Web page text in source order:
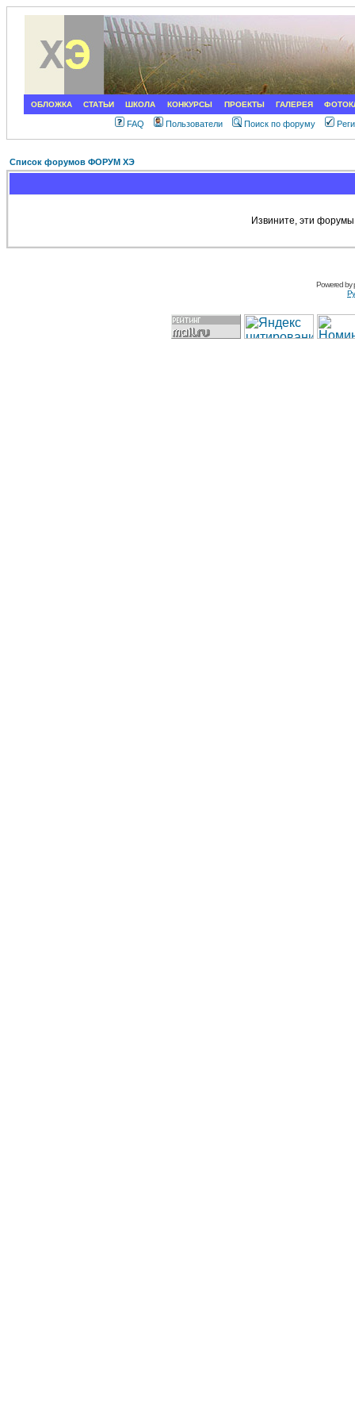
ОБЛОЖКА СТАТЬИ ШКОЛА КОНКУРСЫ ПРОЕКТЫ ГАЛЕРЕЯ
FAQ Пользователи Поиск по форуму
Список форумов ФОРУМ ХЭ
Извините, эти
Powered by